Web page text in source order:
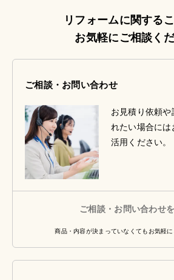
リフォームに関する
お気軽にご相談く
ご相談・お問い合わせ
お見積り依頼や
れたい場合に
活用ください。
ご相談・お問い合わせ
商品・内容が決まっていなくてもお気軽